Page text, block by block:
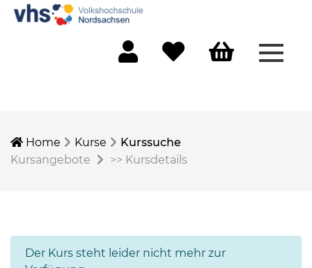
Home Kurse
Kurssuche
Kursangebote
>> Kursdetails
Der Kurs steht leider nicht mehr zur